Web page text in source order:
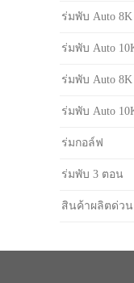
ร่มพับ Auto 8K
ร่มพับ Auto
ร่มพับ Auto 8K
ร่มพับ Auto
ร่มกอล์ฟ
ร่มพับ 3 ตอน
สินค้าผลิตด่วน